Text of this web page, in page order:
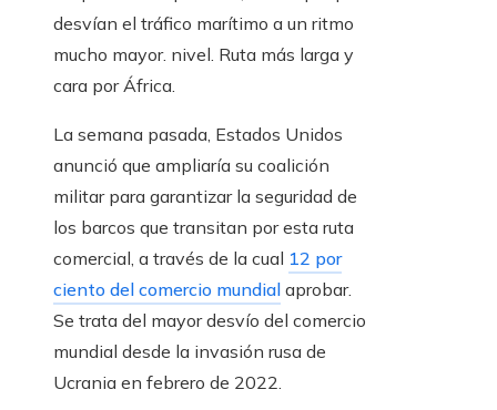
desvían el tráfico marítimo a un ritmo
mucho mayor. nivel. Ruta más larga y
cara por África.
La semana pasada, Estados Unidos
anunció que ampliaría su coalición
militar para garantizar la seguridad de
los barcos que transitan por esta ruta
comercial, a través de la cual 12 por
ciento del comercio mundial aprobar.
Se trata del mayor desvío del comercio
mundial desde la invasión rusa de
Ucrania en febrero de 2022.